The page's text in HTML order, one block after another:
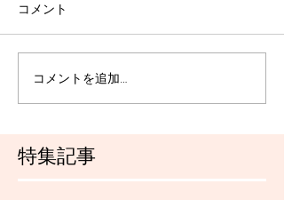
特集記事
コメント
コメントを追加…